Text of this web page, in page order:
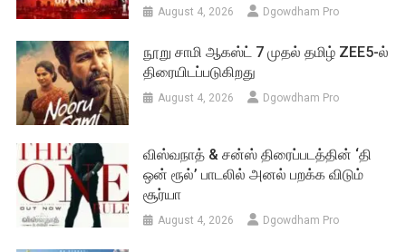
August 4, 2026 Dgowdham Pro
நூறு சாமி ஆகஸ்ட் 7 முதல் தமிழ் ZEE5-ல்
திரையிடப்படுகிறது
August 4, 2026 Dgowdham Pro
விஸ்வநாத் & சன்ஸ் திரைப்படத்தின் ‘தி
ஒன் ரூல்’ பாடலில் அனல் பறக்க விடும்
சூர்யா
August 4, 2026 Dgowdham Pro